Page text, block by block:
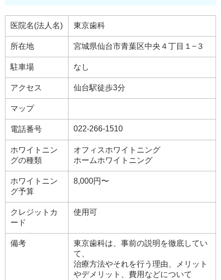
医院名(法人名) 東京歯科
所在地 宮城県仙台市青葉区中央４丁目１−３
駐車場 なし
アクセス 仙台駅徒歩3分
マップ
電話番号 022-266-1510
ホワイトニン
グの種類
オフィスホワイトニング
ホームホワイトニング
ホワイトニン
グ予算
8,000円〜
クレジットカ
ード
使用可
備考
東京歯科は、事前の説明を徹底してい
て、
治療方法やそれを行う理由、メリット
やデメリット、費用などについて